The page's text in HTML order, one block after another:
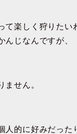
楽しく狩りたい
じなんですが、
ません。
的に好みだった